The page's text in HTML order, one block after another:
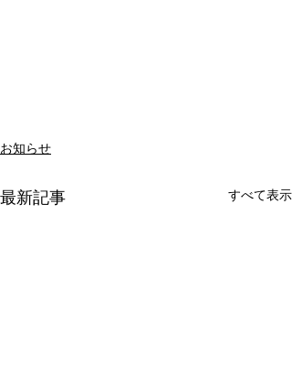
お知らせ
最新記事 すべて表示